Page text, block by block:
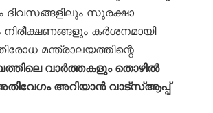
ദിവസങ്ങളിലും സുരക്ഷാ
കർശനമായി
മന്ത്രാലയത്തിന്റെ
വാർത്തകളും തൊഴിൽ
അറിയാൻ വാട്സ്ആപ്പ്